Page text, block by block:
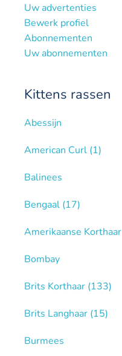
Uw advertenties
Bewerk profiel
Abonnementen
Uw abonnementen
Kittens rassen
Abessijn
American Curl (1)
Balinees
Bengaal (17)
Amerikaanse Korthaar
Bombay
Brits Korthaar (133)
Brits Langhaar (15)
Burmees